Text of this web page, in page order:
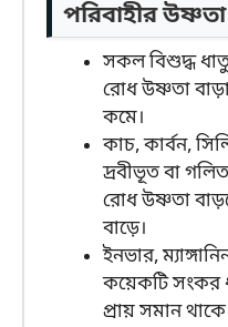
পরিবাহীর
সকল বিশুদ্ধ
রোধ উষ্ণতা
কমে।
কাচ, কার্বন,
দ্রবীভূত বা
রোধ উষ্ণতা
বাড়ে।
ইনভার,
কয়েকটি সংকর
প্রায় সমান